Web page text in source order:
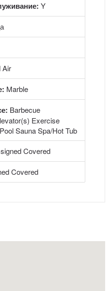
Y
Air
Marble
Barbecue
Exercise
Sauna Spa/Hot Tub
Covered
Covered